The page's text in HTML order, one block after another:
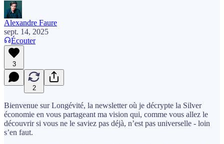
Alexandre Faure
sept. 14, 2025
Écouter
3
2
Bienvenue sur Longévité, la newsletter où je décrypte la Silver
économie en vous partageant ma vision qui, comme vous allez le
découvrir si vous ne le saviez pas déjà, n’est pas universelle - loin
s’en faut.